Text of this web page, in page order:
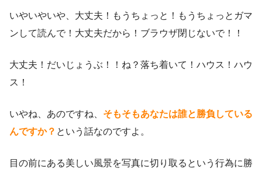
いやいやいや、大丈夫！もうちょっと！もうちょっとガマ
ンして読んで！大丈夫だから！ブラウザ閉じないで！！
大丈夫！だいじょうぶ！！ね？落ち着いて！ハウス！ハウ
ス！
いやね、あのですね、 そもそもあなたは誰と勝負している
んですか？ という話なのですよ。
目の前にある美しい風景を写真に切り取るという行為に勝